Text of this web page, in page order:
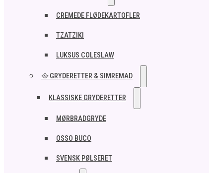
CREMEDE FLØDEKARTOFLER
TZATZIKI
LUKSUS COLESLAW
🥘 GRYDERETTER & SIMREMAD
KLASSISKE GRYDERETTER
MØRBRADGRYDE
OSSO BUCO
SVENSK PØLSERET